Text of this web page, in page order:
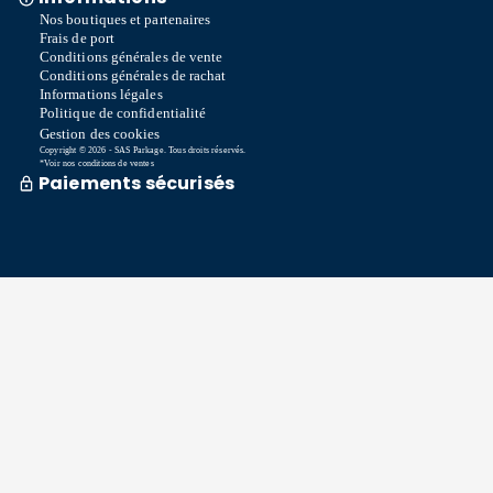
Nos boutiques et partenaires
Frais de port
Conditions générales de vente
Conditions générales de rachat
Informations légales
Politique de confidentialité
Gestion des cookies
Copyright © 2026 - SAS Parkage. Tous droits réservés.
*Voir nos conditions de ventes
Paiements sécurisés